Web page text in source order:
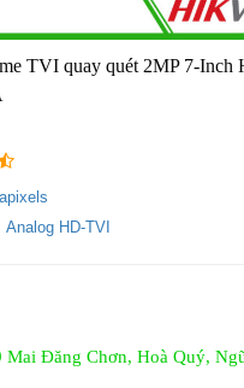
TVI quay quét 2MP 7-Inch
Analog HD-TVI
Đăng Chơn, Hoà Quý,